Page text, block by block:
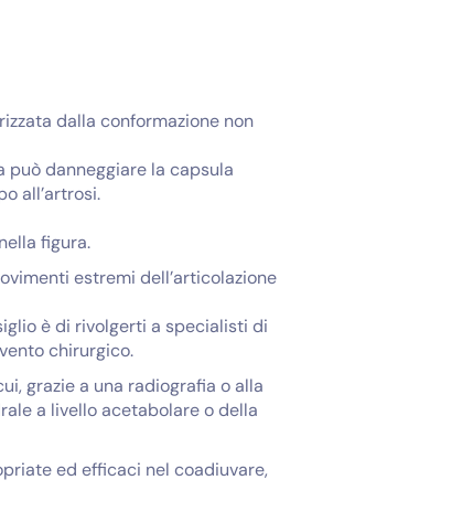
dalla conformazione non
danneggiare la capsula
all’artrosi.
figura.
estremi dell’articolazione
è di rivolgerti a specialisti di
chirurgico.
grazie a una radiografia o alla
a livello acetabolare o della
ed efficaci nel coadiuvare,